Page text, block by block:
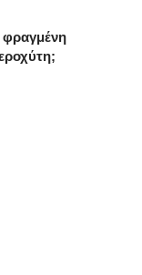
φραγμένη